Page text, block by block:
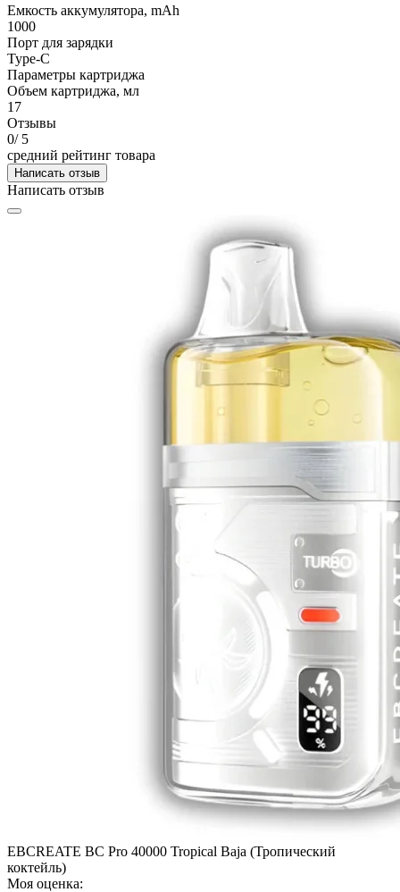
Емкость аккумулятора, mAh
1000
Порт для зарядки
Type-C
Параметры картриджа
Объем картриджа, мл
17
Отзывы
0/ 5
средний рейтинг товара
Написать отзыв
Написать отзыв
EBCREATE BC Pro 40000 Tropical Baja (Тропический
коктейль)
Моя оценка: